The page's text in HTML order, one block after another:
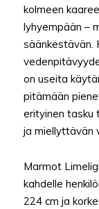
kolmeen
lyhyempään –
säänkestävän.
on useita
pitämään
erityinen tasku
ja miellyttävän
Marmot
kahdelle
224 cm ja